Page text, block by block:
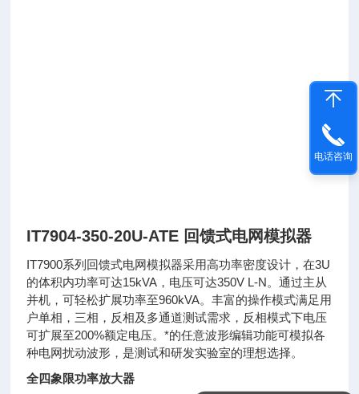
IT7904-350-20U-ATE 回馈式电网模拟器
IT7900系列回馈式电网模拟器采用高功率密度设计，在3U
的体积内功率可达15kVA，电压可达350V L-N。通过主从
并机，可轻松扩展功率至960kVA。丰富的操作模式满足用
户单相，三相，反相及多通道测试需求，反相模式下电压
可扩展至200%额定电压。*的任意波形编辑功能可模拟各
种电网扰动波形，是测试和研发实验室的理想选择。
全四象限功率放大器
电话咨询